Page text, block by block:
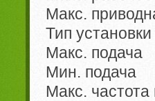
Макс.
Тип
Макс.
Мин.
Макс.